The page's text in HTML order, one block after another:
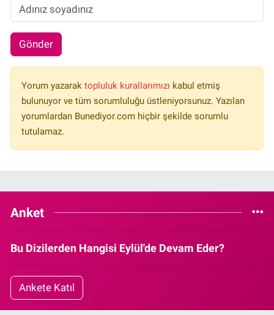
Gönder
Yorum yazarak topluluk kurallarımızı kabul etmiş
bulunuyor ve tüm sorumluluğu üstleniyorsunuz. Yazılan
yorumlardan Bunediyor.com hiçbir şekilde sorumlu
tutulamaz.
Anket
Bu Dizilerden Hangisi Eylül'de Devam Eder?
Ankete Katıl